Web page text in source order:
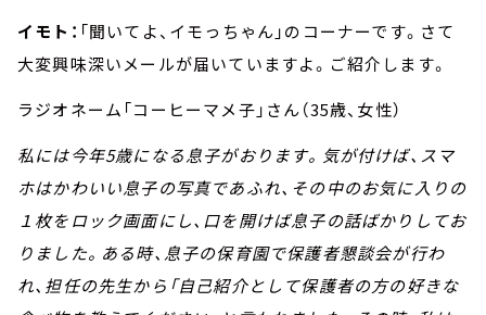
イモト： 「聞いてよ、イモっちゃん」のコーナーです。さて
大変興味深いメールが届いていますよ。ご紹介します。
ラジオネーム「コーヒーマメ子」さん（35歳、女性）
私には今年5歳になる息子がおります。気が付けば、スマ
ホはかわいい息子の写真であふれ、その中のお気に入りの
１枚をロック画面にし、口を開けば息子の話ばかりしてお
りました。ある時、息子の保育園で保護者懇談会が行わ
れ、担任の先生から「自己紹介として保護者の方の好きな